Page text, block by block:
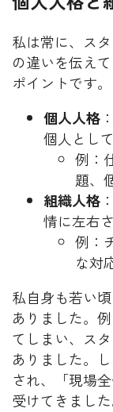
私は常に、ス
の違いを伝え
ポイントです。
個人人格
個人とし
例：
題、
組織人格
情に左右
例：
な対
私自身も若い
ありました。
てしまい、ス
ありました。
され、「現場
受けてきました